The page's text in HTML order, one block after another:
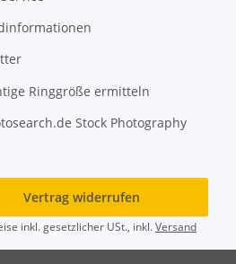
Ringgröße ermitteln
Stock Photography
Vertrag widerrufen
inkl. gesetzlicher USt., inkl.Versand